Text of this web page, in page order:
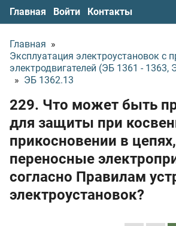
Главная Войти Контакты
Главная »
Эксплуатация электроустановок с
электродвигателей (ЭБ 1361 - 1363,
» ЭБ 1362.13
229. Что может быть
для защиты при
прикосновении в
переносные
согласно Правилам
электроустановок?